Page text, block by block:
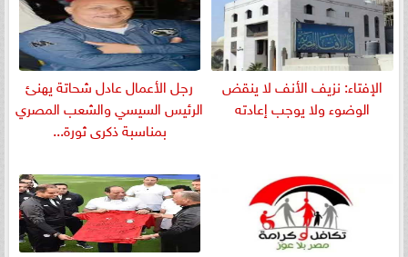
الإفتاء: نزيف الأنف لا ينقض
الوضوء ولا يوجب إعادته
رجل الأعمال عادل شحاتة يهنئ
الرئيس السيسي والشعب المصري
بمناسبة ذكرى ثورة...